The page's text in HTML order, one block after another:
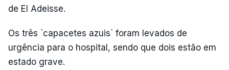
de El Adeisse.
Os três `capacetes azuis` foram levados de
urgência para o hospital, sendo que dois estão em
estado grave.